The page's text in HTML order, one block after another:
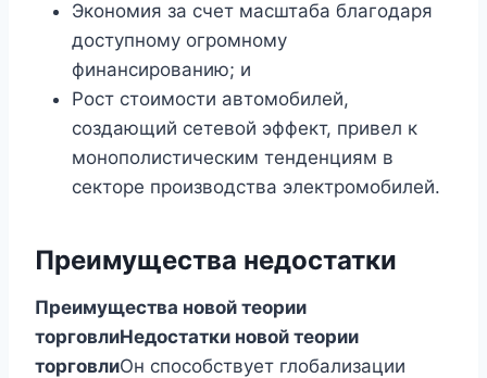
Экономия за счет масштаба благодаря
доступному огромному
финансированию; и
Рост стоимости автомобилей,
создающий сетевой эффект, привел к
монополистическим тенденциям в
секторе производства электромобилей.
Преимущества недостатки
Преимущества новой теории
торговлиНедостатки новой теории
торговлиОн способствует глобализации